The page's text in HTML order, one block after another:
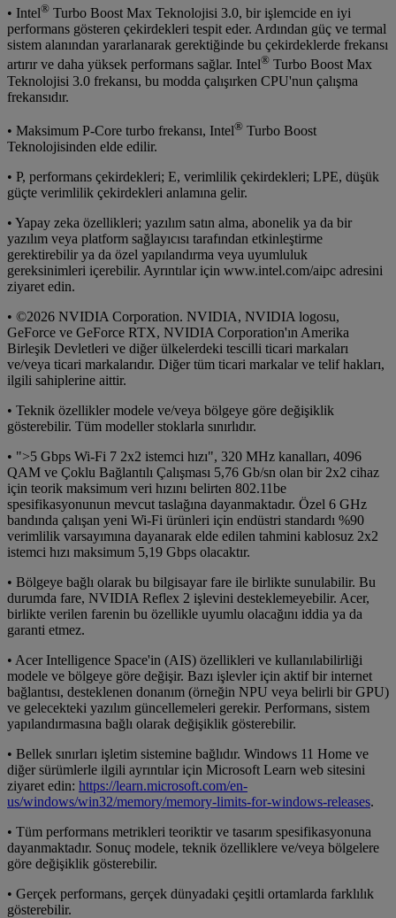
• Intel® Turbo Boost Max Teknolojisi 3.0, bir işlemcide en iyi
performans gösteren çekirdekleri tespit eder. Ardından güç ve termal
sistem alanından yararlanarak gerektiğinde bu çekirdeklerde frekansı
artırır ve daha yüksek performans sağlar. Intel® Turbo Boost Max
Teknolojisi 3.0 frekansı, bu modda çalışırken CPU'nun çalışma
frekansıdır.
• Maksimum P-Core turbo frekansı, Intel® Turbo Boost
Teknolojisinden elde edilir.
• P, performans çekirdekleri; E, verimlilik çekirdekleri; LPE, düşük
güçte verimlilik çekirdekleri anlamına gelir.
• Yapay zeka özellikleri; yazılım satın alma, abonelik ya da bir
yazılım veya platform sağlayıcısı tarafından etkinleştirme
gerektirebilir ya da özel yapılandırma veya uyumluluk
gereksinimleri içerebilir. Ayrıntılar için www.intel.com/aipc adresini
ziyaret edin.
• ©2026 NVIDIA Corporation. NVIDIA, NVIDIA logosu,
GeForce ve GeForce RTX, NVIDIA Corporation'ın Amerika
Birleşik Devletleri ve diğer ülkelerdeki tescilli ticari markaları
ve/veya ticari markalarıdır. Diğer tüm ticari markalar ve telif hakları,
ilgili sahiplerine aittir.
• Teknik özellikler modele ve/veya bölgeye göre değişiklik
gösterebilir. Tüm modeller stoklarla sınırlıdır.
• ">5 Gbps Wi-Fi 7 2x2 istemci hızı", 320 MHz kanalları, 4096
QAM ve Çoklu Bağlantılı Çalışması 5,76 Gb/sn olan bir 2x2 cihaz
için teorik maksimum veri hızını belirten 802.11be
spesifikasyonunun mevcut taslağına dayanmaktadır. Özel 6 GHz
bandında çalışan yeni Wi-Fi ürünleri için endüstri standardı %90
verimlilik varsayımına dayanarak elde edilen tahmini kablosuz 2x2
istemci hızı maksimum 5,19 Gbps olacaktır.
• Bölgeye bağlı olarak bu bilgisayar fare ile birlikte sunulabilir. Bu
durumda fare, NVIDIA Reflex 2 işlevini desteklemeyebilir. Acer,
birlikte verilen farenin bu özellikle uyumlu olacağını iddia ya da
garanti etmez.
• Acer Intelligence Space'in (AIS) özellikleri ve kullanılabilirliği
modele ve bölgeye göre değişir. Bazı işlevler için aktif bir internet
bağlantısı, desteklenen donanım (örneğin NPU veya belirli bir GPU)
ve gelecekteki yazılım güncellemeleri gerekir. Performans, sistem
yapılandırmasına bağlı olarak değişiklik gösterebilir.
• Bellek sınırları işletim sistemine bağlıdır. Windows 11 Home ve
diğer sürümlerle ilgili ayrıntılar için Microsoft Learn web sitesini
ziyaret edin: https://learn.microsoft.com/en-
us/windows/win32/memory/memory-limits-for-windows-releases.
• Tüm performans metrikleri teoriktir ve tasarım spesifikasyonuna
dayanmaktadır. Sonuç modele, teknik özelliklere ve/veya bölgelere
göre değişiklik gösterebilir.
• Gerçek performans, gerçek dünyadaki çeşitli ortamlarda farklılık
gösterebilir.